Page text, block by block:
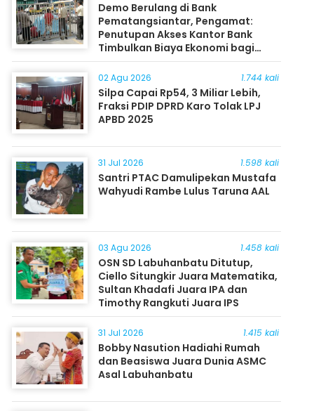
Demo Berulang di Bank
Pematangsiantar, Pengamat:
Penutupan Akses Kantor Bank
Timbulkan Biaya Ekonomi bagi
Masyarakat
02 Agu 2026 1.744 kali
Silpa Capai Rp54, 3 Miliar Lebih,
Fraksi PDIP DPRD Karo Tolak LPJ
APBD 2025
31 Jul 2026 1.598 kali
Santri PTAC Damulipekan Mustafa
Wahyudi Rambe Lulus Taruna AAL
03 Agu 2026 1.458 kali
OSN SD Labuhanbatu Ditutup,
Ciello Situngkir Juara Matematika,
Sultan Khadafi Juara IPA dan
Timothy Rangkuti Juara IPS
31 Jul 2026 1.415 kali
Bobby Nasution Hadiahi Rumah
dan Beasiswa Juara Dunia ASMC
Asal Labuhanbatu